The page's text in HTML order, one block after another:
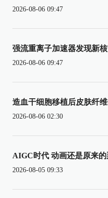
2026-08-06 09:47
强流重离子加速器发现新
2026-08-06 09:47
造血干细胞移植后皮肤纤
2026-08-06 02:30
AIGC时代 动画还是原来
2026-08-05 09:33